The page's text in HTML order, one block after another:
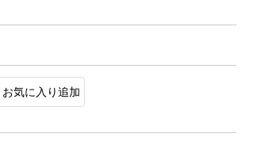
お気に入り追加